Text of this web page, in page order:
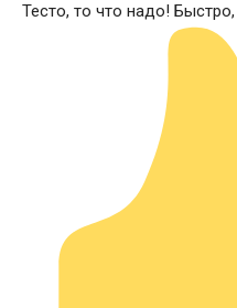
Тесто, то что надо!